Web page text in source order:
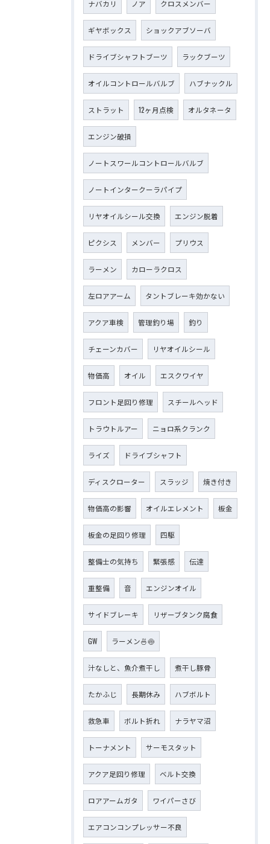
ナバカリ ノア クロスメンバー
ギヤボックス ショックアブソーバ
ドライブシャフトブーツ ラックブーツ
オイルコントロールバルブ ハブナックル
ストラット 12ヶ月点検 オルタネータ
エンジン破損
ノートスワールコントロールバルブ
ノートインタークーラパイプ
リヤオイルシール交換 エンジン脱着
ピクシス メンバー プリウス
ラーメン カローラクロス
左ロアアーム タントブレーキ効かない
アクア車検 管理釣り場 釣り
チェーンカバー リヤオイルシール
物価高 オイル エスクワイヤ
フロント足回り修理 スチールヘッド
トラウトルアー ニョロ系クランク
ライズ ドライブシャフト
ディスクローター スラッジ 焼き付き
物価高の影響 オイルエレメント 板金
板金の足回り修理 四駆
整備士の気持ち 緊張感 伝達
重整備 音 エンジンオイル
サイドブレーキ リザーブタンク腐食
GW ラーメン🍜🍥
汁なしと、魚介煮干し 煮干し豚骨
たかふじ 長期休み ハブボルト
救急車 ボルト折れ ナラヤマ沼
トーナメント サーモスタット
アクア足回り修理 ベルト交換
ロアアームガタ ワイパーさび
エアコンコンプレッサー不良